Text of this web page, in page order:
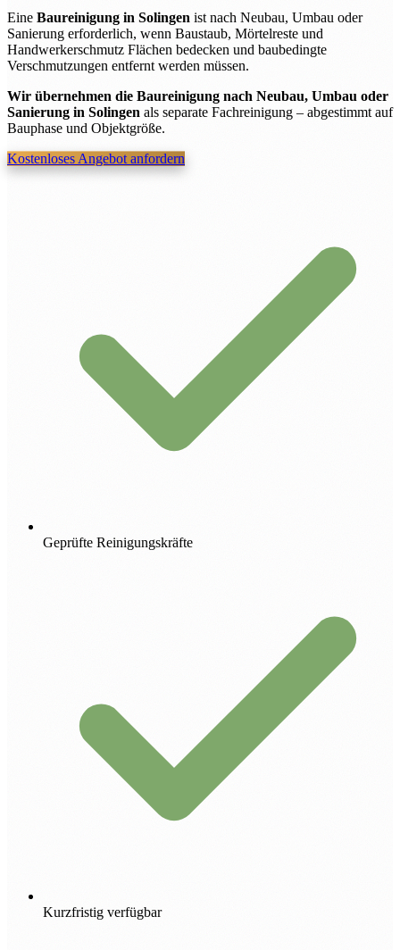
Eine Baureinigung in Solingen ist nach Neubau, Umbau oder
Sanierung erforderlich, wenn Baustaub, Mörtelreste und
Handwerkerschmutz Flächen bedecken und baubedingte
Verschmutzungen entfernt werden müssen.
Wir übernehmen die Baureinigung nach Neubau, Umbau oder
Sanierung in Solingen als separate Fachreinigung – abgestimmt auf
Bauphase und Objektgröße.
Kostenloses Angebot anfordern
Geprüfte Reinigungskräfte
Kurzfristig verfügbar